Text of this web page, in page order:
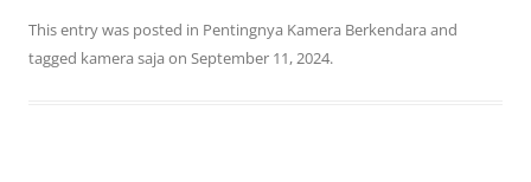
This entry was posted in Pentingnya Kamera Berkendara and
tagged kamera saja on September 11, 2024.